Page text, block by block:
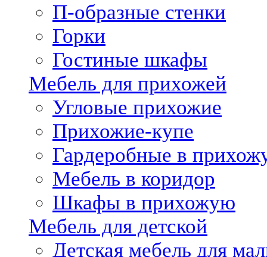
П-образные стенки
Горки
Гостиные шкафы
Мебель для прихожей
Угловые прихожие
Прихожие-купе
Гардеробные в
Мебель в коридор
Шкафы в прихожую
Мебель для детской
Детская мебель для